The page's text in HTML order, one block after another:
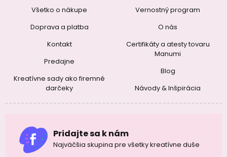
Všetko o nákupe
Doprava a platba
Kontakt
Predajne
Kreatívne sady ako firemné
darčeky
Vernostný program
O nás
Certifikáty a atesty tovaru
Manumi
Blog
Návody & Inšpirácia
Pridajte sa k nám
Najväčšia skupina pre všetky kreatívne duše